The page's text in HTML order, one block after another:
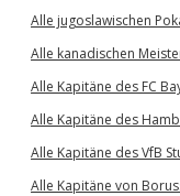
Alle jugoslawischen
Alle kanadischen
Alle Kapitäne des FC
Alle Kapitäne des
Alle Kapitäne des VfB
Alle Kapitäne von